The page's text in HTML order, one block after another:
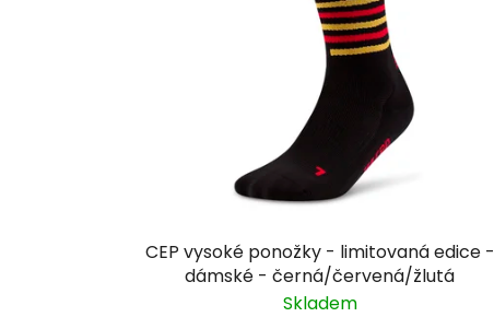
CEP vysoké ponožky - limitovaná edice -
dámské - černá/červená/žlutá
Skladem